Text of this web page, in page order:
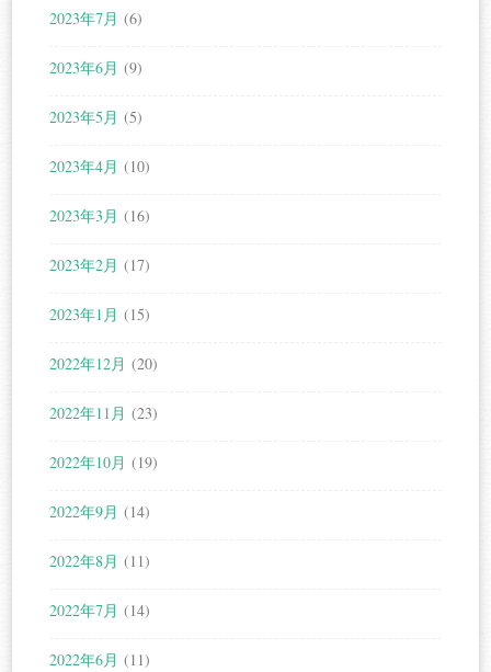
2023年7月 (6)
2023年6月 (9)
2023年5月 (5)
2023年4月 (10)
2023年3月 (16)
2023年2月 (17)
2023年1月 (15)
2022年12月 (20)
2022年11月 (23)
2022年10月 (19)
2022年9月 (14)
2022年8月 (11)
2022年7月 (14)
2022年6月 (11)